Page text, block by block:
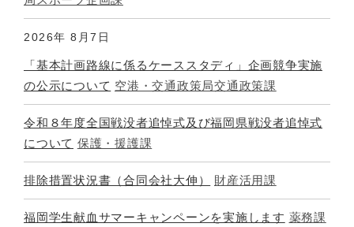
2026年 8月7日
「基本計画路線に係るケーススタディ」企画競争実施
の公示について 空港・交通政策局交通政策課
令和８年度全国戦没者追悼式及び福岡県戦没者追悼式
について 保護・援護課
排除措置状況書（合同会社大伸） 財産活用課
福岡学生献血サマーキャンペーンを実施します 薬務課